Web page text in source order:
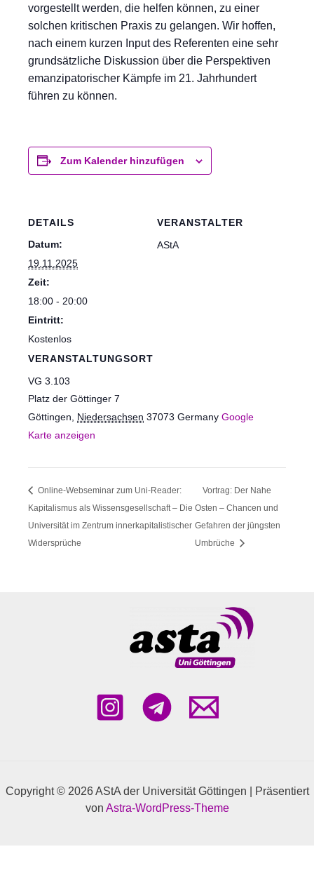
vorgestellt werden, die helfen können, zu einer
solchen kritischen Praxis zu gelangen. Wir hoffen,
nach einem kurzen Input des Referenten eine sehr
grundsätzliche Diskussion über die Perspektiven
emanzipatorischer Kämpfe im 21. Jahrhundert
führen zu können.
Zum Kalender hinzufügen
DETAILS
Datum:
19.11.2025
Zeit:
18:00 - 20:00
Eintritt:
Kostenlos
VERANSTALTUNGSORT
VG 3.103
Platz der Göttinger 7
Göttingen
Niedersachsen 37073 Germany Google
Karte anzeigen
VERANSTALTER
AStA
Online-Webseminar zum Uni-Reader:
Kapitalismus als Wissensgesellschaft – Die
Universität im Zentrum innerkapitalistischer
Widersprüche
Vortrag: Der Nahe
Osten – Chancen und
Gefahren der jüngsten
Umbrüche
Copyright © 2026 AStA der Universität Göttingen | Präsentiert
von Astra-WordPress-Theme